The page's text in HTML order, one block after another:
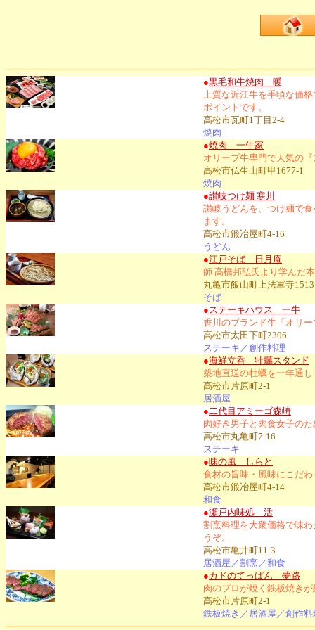
●黒毛和牛焼肉 暖
上質な近江牛を手頃な価
ポイントです。
高松市瓦町1丁目2-4
焼肉
●焼肉 一牛家
オリーブ牛専門で人気の
高松市仏生山町甲1677-1
焼肉
●讃岐つけ麺 寒川
讃岐うどんを、つけ麺で
ます。
高松市鍛冶屋町4-16
うどん
●江戸そば 日月庵
師 高橋邦弘氏より学んだ
丸亀市飯山町上法軍寺1513
そば
● ステーキハウス 一牛
香川のブランド牛「オリ
高松市太田下町2306
ステーキ／創作料理
●海鮮立呑 牡蠣スタンド
築地直送の牡蠣を一年通
高松市片原町2-1
居酒屋
● 二代目アミーゴ森崎
肉好き男子と肉食女子の
高松市丸亀町7-16
ステーキ
●味の風 しらと
食材の旨味・風味にこだ
高松市鍛冶屋町4-14
和食
●瀬戸内味処 活
割烹料理を大衆価格で味
うぞ。
高松市亀井町11-3
居酒屋／割烹／和食
●カドのてっぱん 夢路
肉のプロが焼く鉄板焼き
高松市片原町2-1
鉄板焼き／居酒屋／創作料